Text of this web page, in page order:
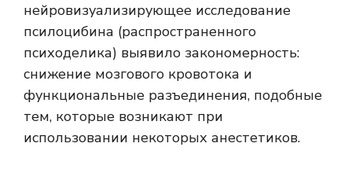
нейровизуализирующее исследование
псилоцибина (распространенного
психоделика) выявило закономерность:
снижение мозгового кровотока и
функциональные разъединения, подобные
тем, которые возникают при
использовании некоторых анестетиков.